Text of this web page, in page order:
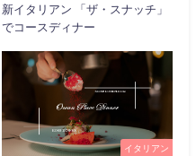
新イタリアン 「ザ・スナッチ」
でコースディナー
イタリアン